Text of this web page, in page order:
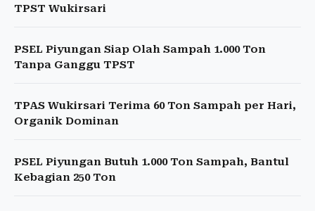
TPST Wukirsari
PSEL Piyungan Siap Olah Sampah 1.000 Ton
Tanpa Ganggu TPST
TPAS Wukirsari Terima 60 Ton Sampah per Hari,
Organik Dominan
PSEL Piyungan Butuh 1.000 Ton Sampah, Bantul
Kebagian 250 Ton